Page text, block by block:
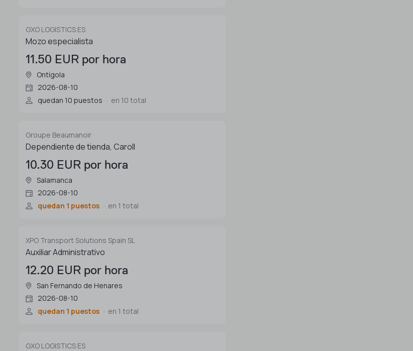
GXO LOGISTICS ES
Mozo especialista
11.50 EUR por hora
Ontígola
2026-08-10
quedan 10 puestos
en 10 total
Groupe Beaumanoir
Dependiente de tienda, Caroll
10.30 EUR por hora
Salamanca
2026-08-10
quedan 1 puestos
en 1 total
XPO Transport Solutions Spain SL
Auxiliar Administrativo
12.20 EUR por hora
San Fernando de Henares
2026-08-10
quedan 1 puestos
en 1 total
GXO LOGISTICS ES